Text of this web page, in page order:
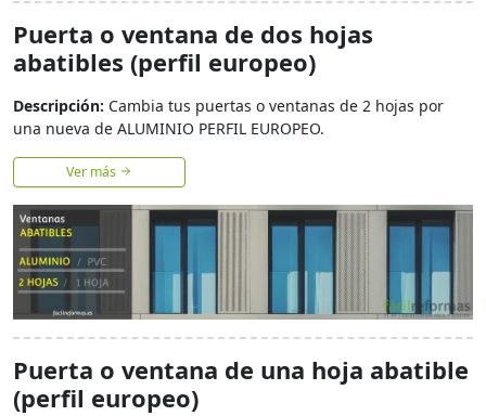
Puerta o ventana de dos hojas
abatibles (perfil europeo)
Descripción: Cambia tus puertas o ventanas de 2 hojas por
una nueva de ALUMINIO PERFIL EUROPEO.
Ver más
Puerta o ventana de una hoja abatible
(perfil europeo)